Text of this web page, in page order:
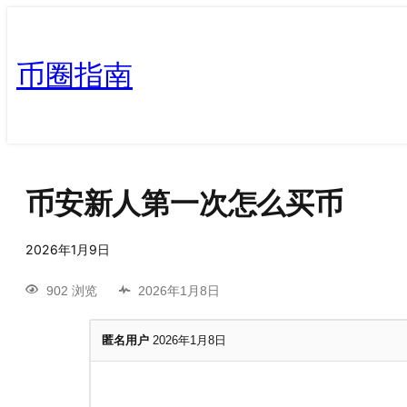
币圈指南
币安新人第一次怎么买币
2026年1月9日
902 浏览 2026年1月8日
匿名用户 2026年1月8日